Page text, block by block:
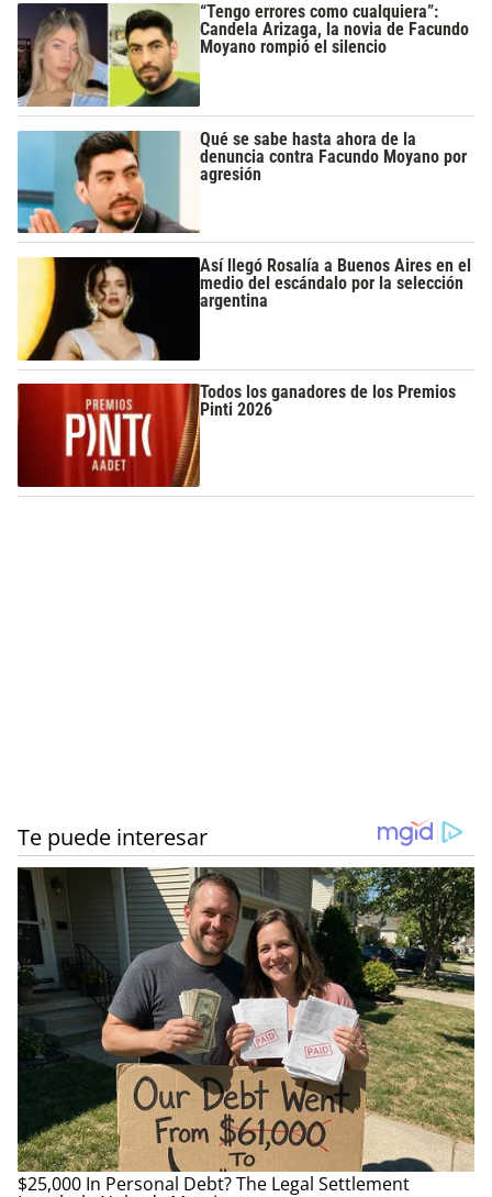
“Tengo errores como cualquiera”:
Candela Arizaga, la novia de Facundo
Moyano rompió el silencio
Qué se sabe hasta ahora de la
denuncia contra Facundo Moyano por
agresión
Así llegó Rosalía a Buenos Aires en el
medio del escándalo por la selección
argentina
Todos los ganadores de los Premios
Pinti 2026